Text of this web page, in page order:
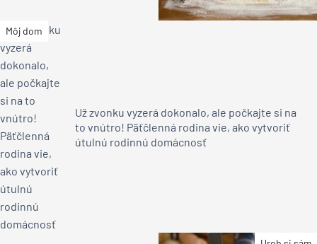
Môj dom
Už zvonku vyzerá dokonalo, ale počkajte si na
to vnútro! Päťčlenná rodina vie, ako vytvoriť
útulnú rodinnú domácnosť